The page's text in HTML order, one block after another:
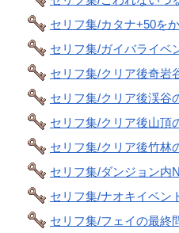
セリフ集/カタナ+50を
セリフ集/ガイバライベ
セリフ集/クリア後奇岩
セリフ集/クリア後渓谷
セリフ集/クリア後山頂
セリフ集/クリア後竹林
セリフ集/ダンジョン内
セリフ集/ナオキイベン
セリフ集/フェイの最終